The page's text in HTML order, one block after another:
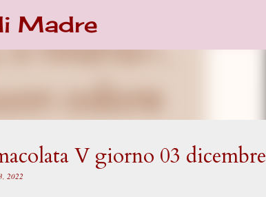
Madre
V giorno 03 dicembre
2022